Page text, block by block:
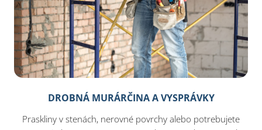
DROBNÁ MURÁRČINA A VYSPRÁVKY
Praskliny v stenách, nerovné povrchy alebo potrebujete